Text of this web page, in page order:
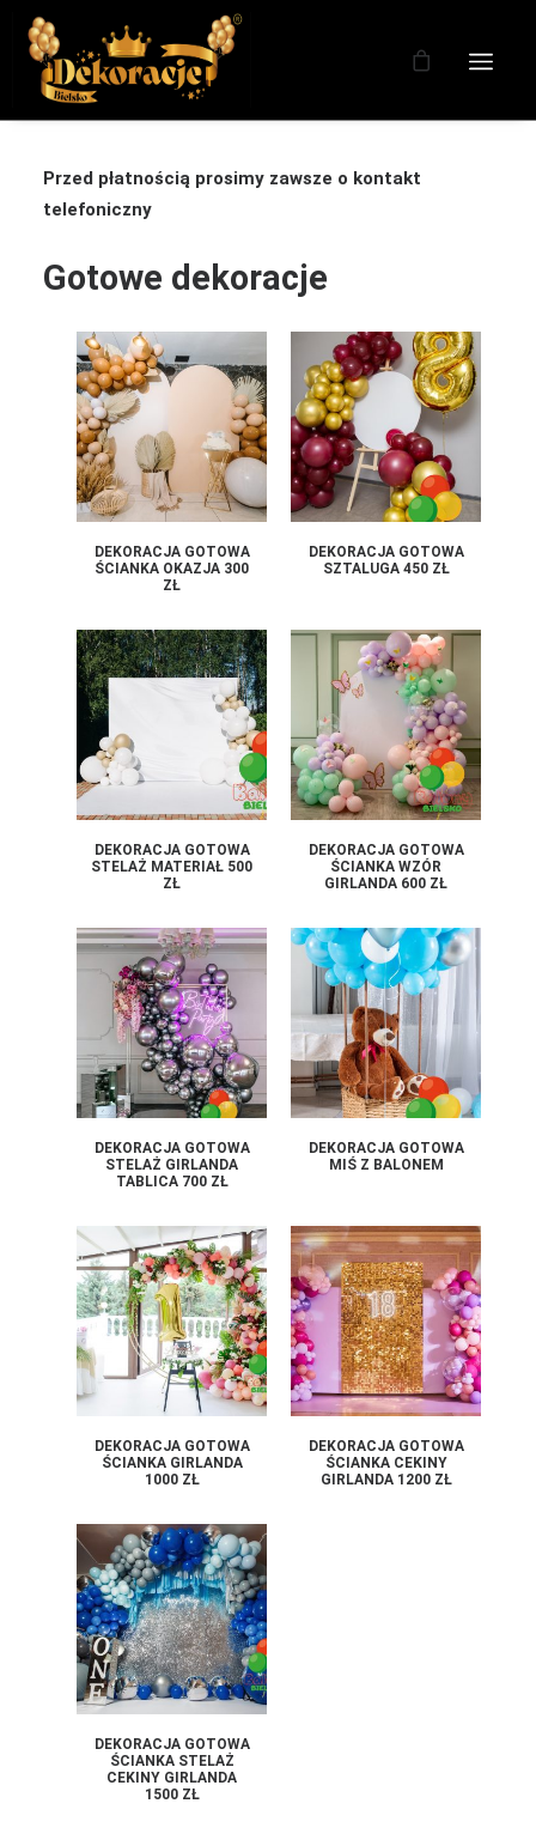
Przed płatnością prosimy zawsze o kontakt
telefoniczny
Gotowe dekoracje
DEKORACJA GOTOWA
ŚCIANKA OKAZJA 300
ZŁ
DEKORACJA GOTOWA
SZTALUGA 450 ZŁ
DEKORACJA GOTOWA
STELAŻ MATERIAŁ 500
ZŁ
DEKORACJA GOTOWA
ŚCIANKA WZÓR
GIRLANDA 600 ZŁ
DEKORACJA GOTOWA
STELAŻ GIRLANDA
TABLICA 700 ZŁ
DEKORACJA GOTOWA
MIŚ Z BALONEM
DEKORACJA GOTOWA
ŚCIANKA GIRLANDA
1000 ZŁ
DEKORACJA GOTOWA
ŚCIANKA CEKINY
GIRLANDA 1200 ZŁ
DEKORACJA GOTOWA
ŚCIANKA STELAŻ
CEKINY GIRLANDA
1500 ZŁ